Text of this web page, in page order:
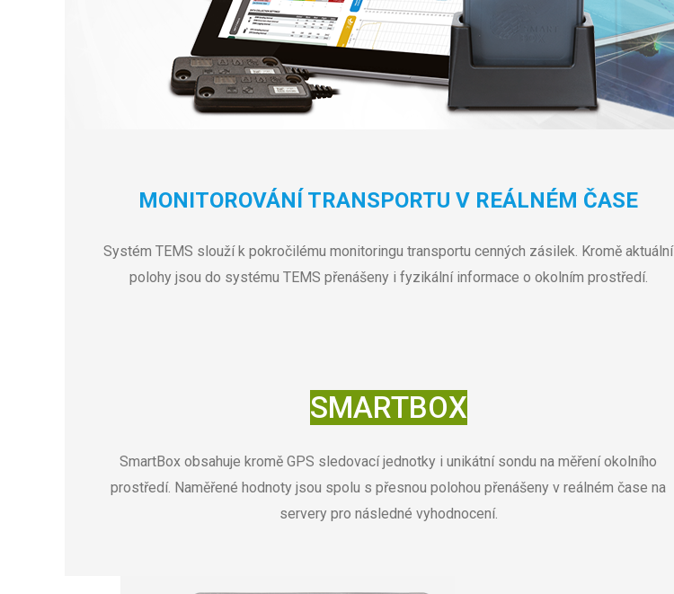
MONITOROVÁNÍ TRANSPORTU V REÁLNÉM ČASE
Systém TEMS slouží k pokročilému monitoringu transportu cenných zásilek. Kromě aktuální
polohy jsou do systému TEMS přenášeny i fyzikální informace o okolním prostředí.
SMARTBOX
SmartBox obsahuje kromě GPS sledovací jednotky i unikátní sondu na měření okolního
prostředí. Naměřené hodnoty jsou spolu s přesnou polohou přenášeny v reálném čase na
servery pro následné vyhodnocení.